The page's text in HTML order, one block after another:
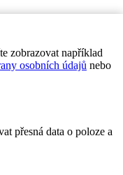
zobrazovat například
osobních údajů nebo
přesná data o poloze a